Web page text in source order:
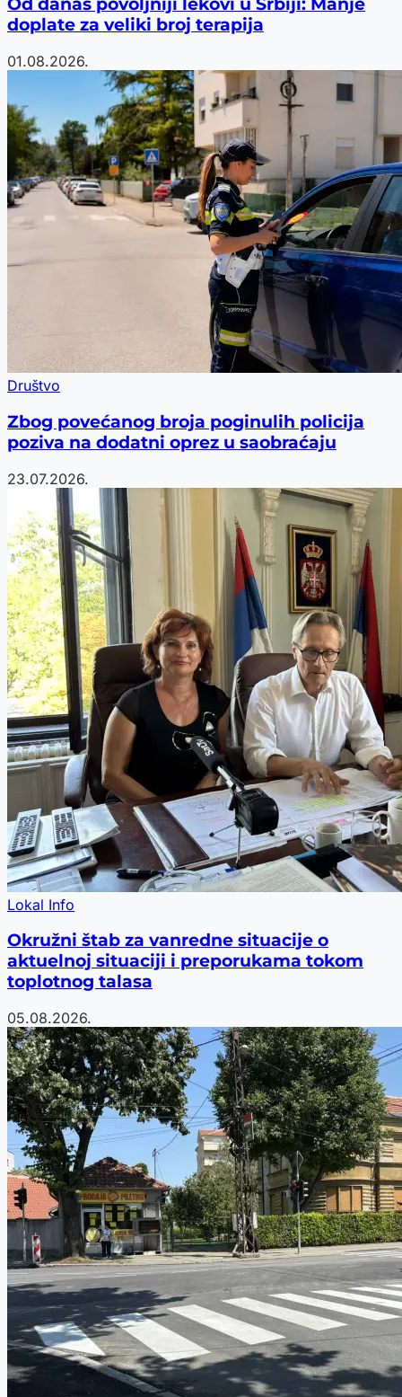
Od danas povoljniji lekovi u Srbiji: Manje
doplate za veliki broj terapija
01.08.2026.
Društvo
Zbog povećanog broja poginulih policija
poziva na dodatni oprez u saobraćaju
23.07.2026.
Lokal Info
Okružni štab za vanredne situacije o
aktuelnoj situaciji i preporukama tokom
toplotnog talasa
05.08.2026.